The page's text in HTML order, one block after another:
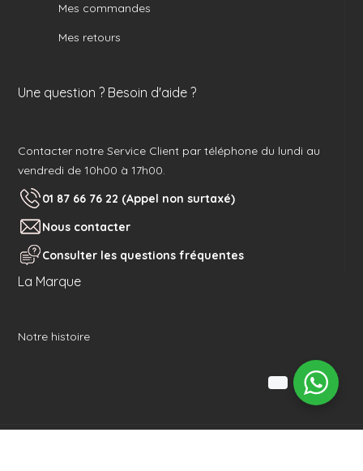
Mes commandes
Mes retours
Une question ? Besoin d'aide ?
Contacter notre Service Client par téléphone du lundi au
vendredi de 10h00 à 17h00.
01 87 66 76 22 (Appel non surtaxé)
Nous contacter
Consulter les questions fréquentes
La Marque
Notre histoire